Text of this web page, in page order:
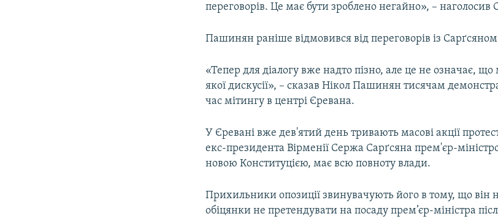
переговорів. Це має бути зроблено негайно», – наголосив
Пашинян раніше відмовився від переговорів із
«Тепер для діалогу вже надто пізно, але це не означає, що
якої дискусії», – сказав Нікол Пашинян тисячам
час мітингу в центрі Єревана.
У Єревані вже дев'ятий день тривають масові акції
екс-президента Вірменії Сержа Сарґсяна прем'єр-
новою Конституцією, має всю повноту влади.
Прихильники опозиції звинувачують його в тому, що він
обіцянки не претендувати на посаду прем’єр-міністра